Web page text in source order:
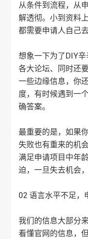
从条件到流程，从
解透彻。小到资料
都需要申请人自己去
想象一下为了DIY
各大论坛、同时还
一些边缘信息，你
度，有时候遇到一
确答案。
最重要的是，如果
失败也有重来的机
满足申请项目中年
迫，一旦失去机会
02 语言水平不足，
我们的信息大部分
看懂官网的信息，